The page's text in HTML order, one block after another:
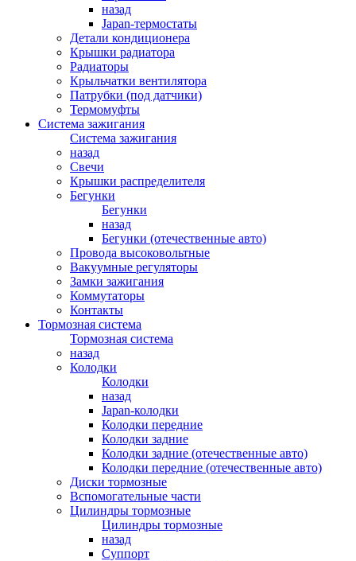
назад
Japan-термостаты
Детали кондиционера
Крышки радиатора
Радиаторы
Крыльчатки вентилятора
Патрубки (под датчики)
Термомуфты
Система зажигания
Система зажигания
назад
Свечи
Крышки распределителя
Бегунки
Бегунки
назад
Бегунки (отечественные авто)
Провода высоковольтные
Вакуумные регуляторы
Замки зажигания
Коммутаторы
Контакты
Тормозная система
Тормозная система
назад
Колодки
Колодки
назад
Japan-колодки
Колодки передние
Колодки задние
Колодки задние (отечественные авто)
Колодки передние (отечественные авто)
Диски тормозные
Вспомогательные части
Цилиндры тормозные
Цилиндры тормозные
назад
Суппорт